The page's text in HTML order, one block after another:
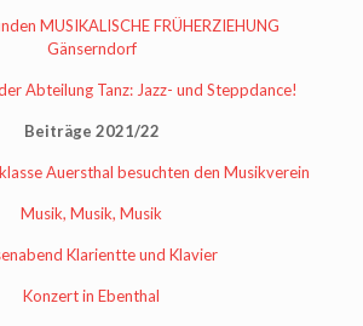
MUSIKALISCHE FRÜHERZIEHUNG
Gänserndorf
Abteilung Tanz: Jazz- und Steppdance!
Beiträge 2021/22
Auersthal besuchten den Musikverein
Musik, Musik, Musik
Klarientte und Klavier
Konzert in Ebenthal